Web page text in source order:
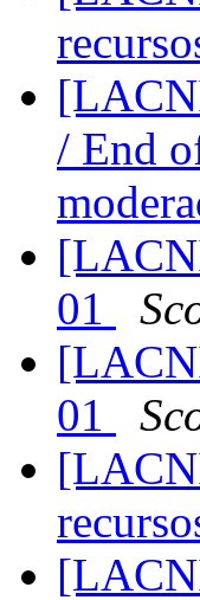
/ End
01
01